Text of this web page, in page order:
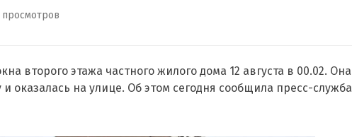
просмотров
второго этажа частного жилого дома 12 августа в 00.02. Она
оказалась на улице. Об этом сегодня сообщила пресс-служба